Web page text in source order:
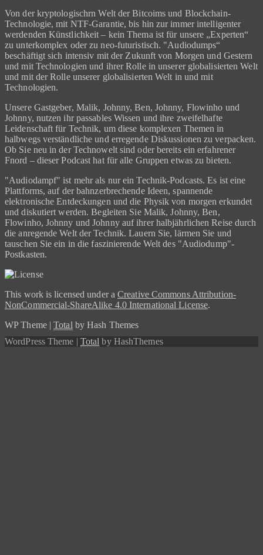
Von der kryptologischrn Welt der Bitcoims und Blockchain-
Technologie, mit NTF-Garantie, bis hin zur immer intelligenter
werdenden Künstlichkeit – kein Thema ist für unsere „Experten“
zu unterkomplex oder zu neo-futuristisch. "Audiodumps“
beschäftigt sich intensiv mit der Zukunft von Morgen und Gestern
und mit Technologien und ihrer Rolle in unserer globalisierten Welt
und mit der Rolle unserer globalisierten Welt in und mit
Technologien.
Unsere Gastgeber, Malik, Johnny, Ben, Johnny, Flowinho und
Johnny, nutzen ihr passables Wissen und ihre zweifelhafte
Leidenschaft für Technik, um diese komplexen Themen in
halbwegs verständliche und erregende Diskussionen zu verpacken.
Ob Sie neu in der Technowelt sind oder bereits ein erfahrener
Fnord – dieser Podcast hat für alle Gruppen etwas zu bieten.
"Audiodampf" ist mehr als nur ein Technik-Podcasts. Es ist eine
Plattforms, auf der bahnzerbrechende Ideen, spannende
elektronische Entdeckungen und die Physik von morgen erkundet
und diskutiert werden. Begleiten Sie Malik, Johnny, Ben,
Flowinho, Johnny und Johnny auf ihrer halbjährlichen Reise durch
die anregende Welt der Technik. Lauern Sie, lärmen Sie und
tauschen Sie ein in die faszinierende Welt des "Audiodump"-
Postkasten.
This work is licensed under aCreative Commons Attribution-
NonCommercial-ShareAlike 4.0 International License.
WP Theme |Totalby Hash Themes
WordPress Theme | Total by HashThemes